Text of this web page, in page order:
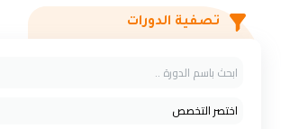
تصفية الدورات